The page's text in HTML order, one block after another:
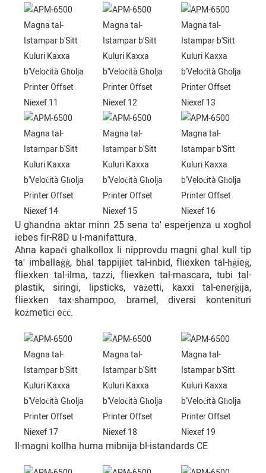
U għandna aktar minn 25 sena ta' esperjenza u xogħol
iebes fir-R8D u l-manifattura.
Aħna kapaċi għalkollox li nipprovdu magni għal kull tip
ta' imballaġġ, bħal tappijiet tal-inbid, fliexken tal-ħġieġ,
fliexken tal-ilma, tazzi, fliexken tal-mascara, tubi tal-
plastik, siringi, lipsticks, vażetti, kaxxi tal-enerġija,
fliexken tax-shampoo, bramel, diversi kontenituri
kożmetiċi eċċ.
Il-magni kollha huma mibnija bl-istandards CE